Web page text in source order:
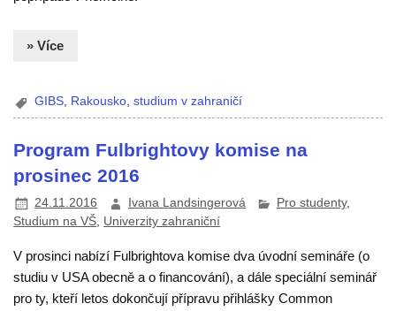
» Více
GIBS, Rakousko,studium v zahraničí
Program Fulbrightovy komise na
prosinec 2016
24.11.2016 Ivana Landsingerová Pro studenty,
Studium na VŠ Univerzity zahraniční
V prosinci nabízí Fulbrightova komise dva úvodní semináře (o
studiu v USA obecně a o financování), a dále speciální seminář
pro ty, kteří letos dokončují přípravu přihlášky Common